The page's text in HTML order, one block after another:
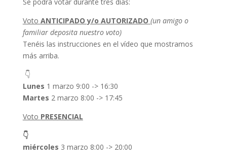
Voto ANTICIPADO y/o AUTORIZADO (un amigo o
familiar deposita nuestro voto)
Tenéis las instrucciones en el vídeo que mostramos
más arriba.
👇
Lunes 1 marzo 9:00 -> 16:30
Martes 2 marzo 8:00 -> 17:45
Voto PRESENCIAL
👇
miércoles 3 marzo 8:00 -> 20:00